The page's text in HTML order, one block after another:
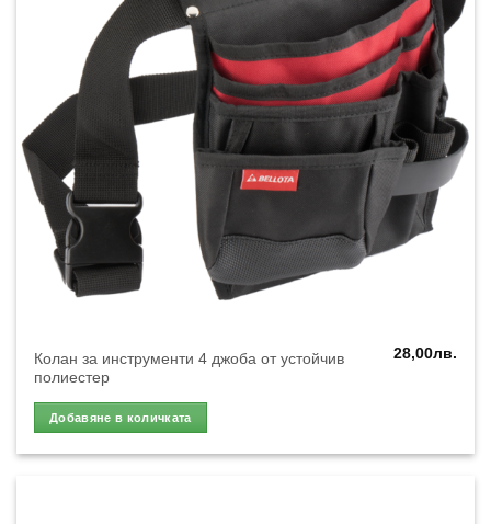
Колан за инструменти 4 джоба от устойчив
полиестер
28,00лв.
Добавяне в количката